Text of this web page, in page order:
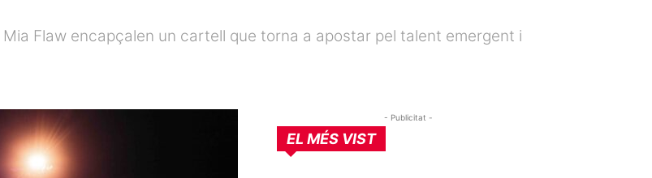
Flaw encapçalen un cartell que torna a apostar pel talent emergent i
- Publicitat -
EL MÉS VIST